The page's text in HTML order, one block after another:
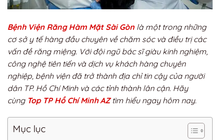
Bệnh Viện Răng Hàm Mặt Sài Gòn là một trong những
cơ sở y tế hàng đầu chuyên về chăm sóc và điều trị các
vấn đề răng miệng. Với đội ngũ bác sĩ giàu kinh nghiệm,
công nghệ tiên tiến và dịch vụ khách hàng chuyên
nghiệp, bệnh viện đã trở thành địa chỉ tin cậy của người
dân TP. Hồ Chí Minh và các tỉnh thành lân cận. Hãy
cùng Top TP Hồ Chí Minh AZtìm hiểu ngay hôm nay.
Mục lục